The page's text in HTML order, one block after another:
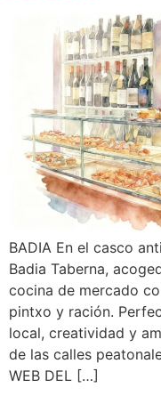
BADIA En el casco
Badia Taberna,
cocina de mercado
pintxo y ración.
local, creatividad y
de las calles
WEB DEL […]